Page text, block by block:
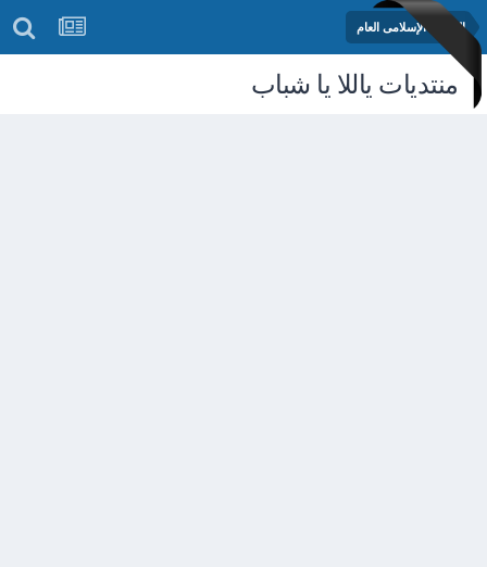
المنتدى الإسلامى العام
منتديات ياللا يا شباب